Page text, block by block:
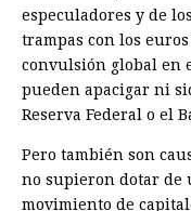
especuladores y de
trampas con los
convulsión global en
pueden apacigar ni
Reserva Federal o el
Pero también son
no supieron dotar de
movimiento de